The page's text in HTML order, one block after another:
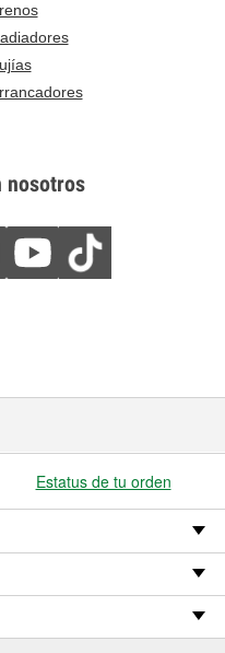
nosotros
Estatus de tu orden